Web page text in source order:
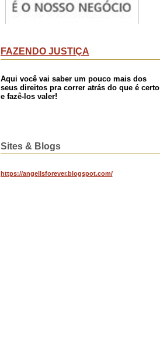
FAZENDO JUSTIÇA
Aqui você vai saber um pouco mais dos
seus direitos pra correr atrás do que é certo
e fazê-los valer!
Sites & Blogs
https://angellsforever.blogspot.com/